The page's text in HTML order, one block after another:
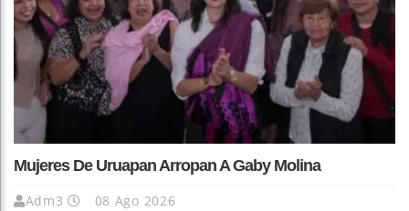
Mujeres De Uruapan Arropan A Gaby Molina
Adm3 08 Ago 2026